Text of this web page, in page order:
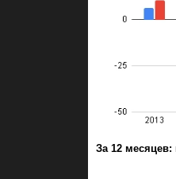
За 12 месяцев: